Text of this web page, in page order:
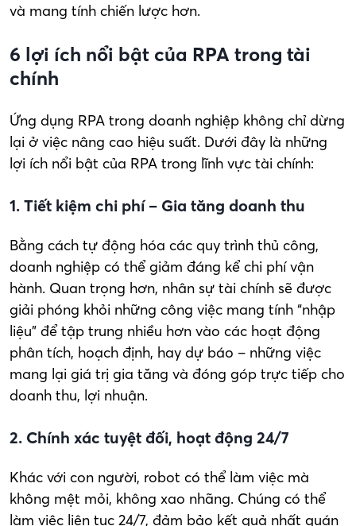
và mang tính chiến lược hơn.
6 lợi ích nổi bật của RPA trong tài
chính
Ứng dụng RPA trong doanh nghiệp không chỉ dừng
lại ở việc nâng cao hiệu suất. Dưới đây là những
lợi ích nổi bật của RPA trong lĩnh vực tài chính:
1. Tiết kiệm chi phí – Gia tăng doanh thu
Bằng cách tự động hóa các quy trình thủ công,
doanh nghiệp có thể giảm đáng kể chi phí vận
hành. Quan trọng hơn, nhân sự tài chính sẽ được
giải phóng khỏi những công việc mang tính “nhập
liệu” để tập trung nhiều hơn vào các hoạt động
phân tích, hoạch định, hay dự báo – những việc
mang lại giá trị gia tăng và đóng góp trực tiếp cho
doanh thu, lợi nhuận.
2. Chính xác tuyệt đối, hoạt động 24/7
Khác với con người, robot có thể làm việc mà
không mệt mỏi, không xao nhãng. Chúng có thể
làm việc liên tục 24/7, đảm bảo kết quả nhất quán